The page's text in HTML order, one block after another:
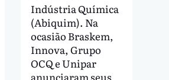
Indústria Química
(Abiquim). Na
ocasião Braskem,
Innova, Grupo
OCQ e Unipar
anunciaram seus